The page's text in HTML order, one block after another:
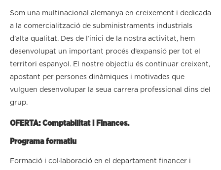
Som una multinacional alemanya en creixement i dedicada
a la comercialització de subministraments industrials
d’alta qualitat. Des de l’inici de la nostra activitat, hem
desenvolupat un important procés d’expansió per tot el
territori espanyol. El nostre objectiu és continuar creixent,
apostant per persones dinàmiques i motivades que
vulguen desenvolupar la seua carrera professional dins del
grup.
OFERTA: Comptabilitat i Finances.
Programa formatiu
Formació i col·laboració en el departament financer i